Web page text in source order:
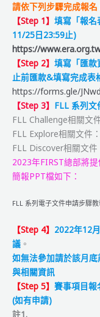
【隊
伍
名
單】
&【賽
程
表】
公
告
請依下列步驟完成報
【Step 1】 填寫「報名
11/25日23:59止)
https://
【Step 2】 填寫「匯款
止前匯款&填寫完成表
https://forms.gle/
【Step 3】 FLL 系列文
FLL Challenge相關文
FLL Explore相關文件：
FLL Discover相關文件
2023年FIRST總部將
簡報PPT檔如下：
FLL 系列電子文件申請步驟
【Step 4】 2022年12
議 。
如無法參加請於該月
與相關資訊
【Step 5】 賽事項目報
(如有申請)
註1.